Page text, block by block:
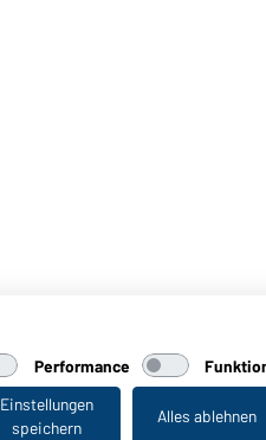
Performance
Einstellungen
speichern
Alles ablehnen